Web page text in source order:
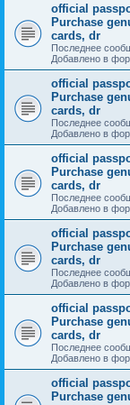
official
Purchase
cards, dr
Последнее
Добавлено в
official
Purchase
cards, dr
Последнее
Добавлено в
official
Purchase
cards, dr
Последнее
Добавлено в
official
Purchase
cards, dr
Последнее
Добавлено в
official
Purchase
cards, dr
Последнее
Добавлено в
official
Purchase